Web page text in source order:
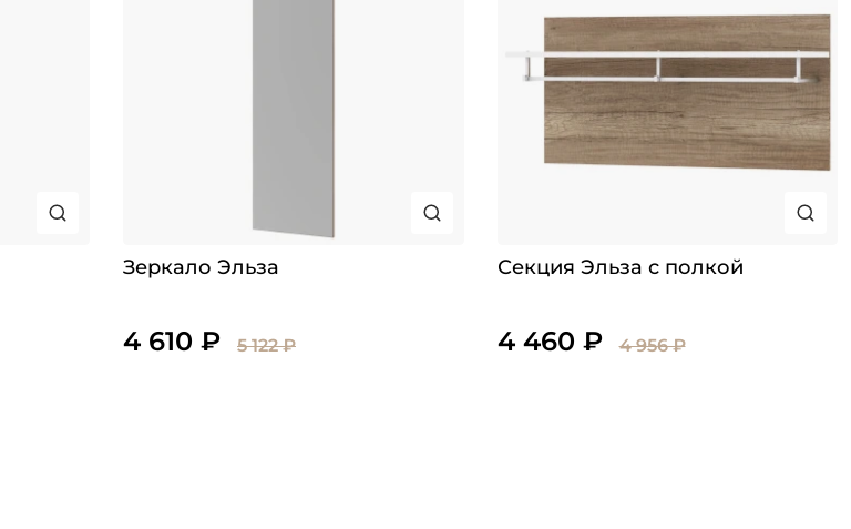
Зеркало Эльза
4 610 ₽ 5 122 ₽
Секция Эльза с полкой
4 460 ₽ 4 956 ₽